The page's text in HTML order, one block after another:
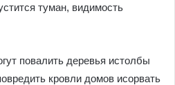
туман, видимость
повалить деревья истолбы
кровли домов исорвать